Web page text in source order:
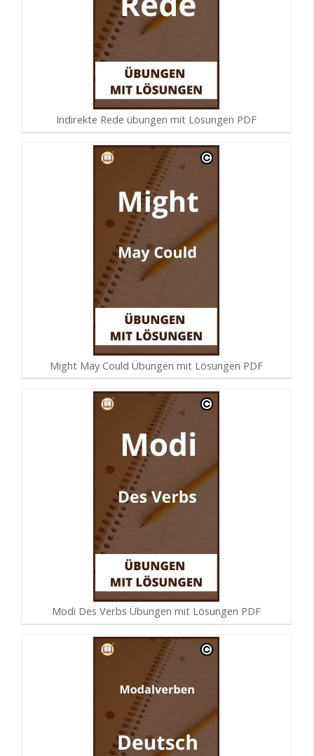
Indirekte Rede übungen mit Lösungen PDF
Might May Could Übungen mit Lösungen PDF
Modi Des Verbs Übungen mit Lösungen PDF